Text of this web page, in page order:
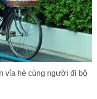
vỉa hè cùng người đi bộ